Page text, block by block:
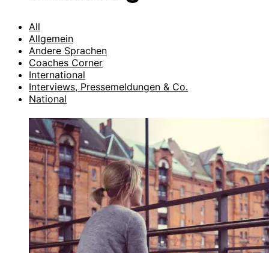
All
Allgemein
Andere Sprachen
Coaches Corner
International
Interviews, Pressemeldungen & Co.
National